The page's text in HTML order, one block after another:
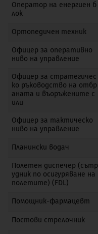
Оператор на енергиен б
лок
Ортопедичен техник
Офицер за оперативно
ниво на управление
Офицер за стратегичес
ко ръководство на отбр
аната и въоръжените с
или
Офицер за тактическо
ниво на управление
Планински водач
Полетен диспечер (сътр
удник по осигуряване на
полетите) (FDL)
Помощник-фармацевт
Постови стрелочник